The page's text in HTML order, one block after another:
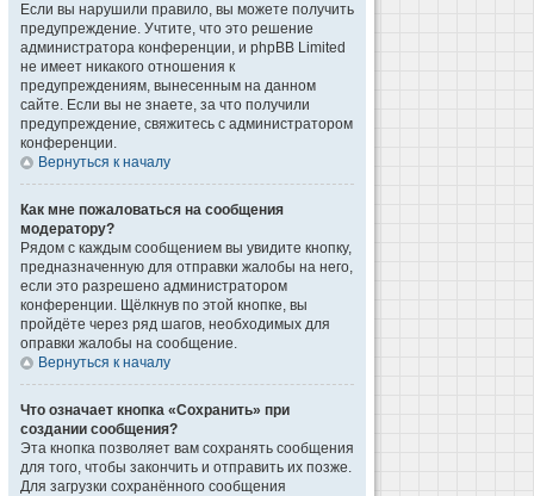
Если вы нарушили правило, вы можете получить
предупреждение. Учтите, что это решение
администратора конференции, и phpBB Limited
не имеет никакого отношения к
предупреждениям, вынесенным на данном
сайте. Если вы не знаете, за что получили
предупреждение, свяжитесь с администратором
конференции.
Вернуться к началу
Как мне пожаловаться на сообщения
модератору?
Рядом с каждым сообщением вы увидите кнопку,
предназначенную для отправки жалобы на него,
если это разрешено администратором
конференции. Щёлкнув по этой кнопке, вы
пройдёте через ряд шагов, необходимых для
оправки жалобы на сообщение.
Вернуться к началу
Что означает кнопка «Сохранить» при
создании сообщения?
Эта кнопка позволяет вам сохранять сообщения
для того, чтобы закончить и отправить их позже.
Для загрузки сохранённого сообщения